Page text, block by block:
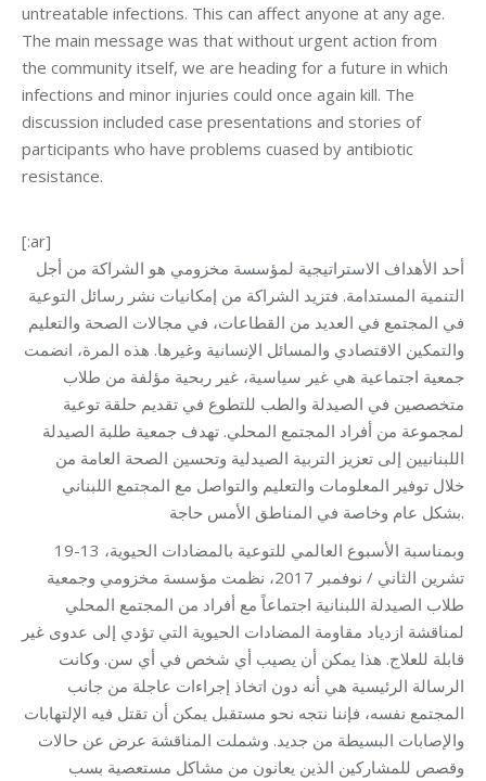
untreatable infections. This can affect anyone at any age.
The main message was that without urgent action from
the community itself, we are heading for a future in which
infections and minor injuries could once again kill. The
discussion included case presentations and stories of
participants who have problems cuased by antibiotic
resistance.
[:ar]
أحد الأهداف الاستراتيجية لمؤسسة مخزومي هو الشراكة من أجل
التنمية المستدامة. فتزيد الشراكة من إمكانيات نشر رسائل التوعية
في المجتمع في العديد من القطاعات، في مجالات الصحة والتعليم
والتمكين الاقتصادي والمسائل الإنسانية وغيرها. هذه المرة، انضمت
جمعية اجتماعية هي غير سياسية، غير ربحية مؤلفة من طلاب
متخصصين في الصيدلة والطب للتطوع في تقديم حلقة توعية
لمجموعة من أفراد المجتمع المحلي. تهدف جمعية طلبة الصيدلة
اللبنانيين إلى تعزيز التربية الصيدلية وتحسين الصحة العامة من
خلال توفير المعلومات والتعليم والتواصل مع المجتمع اللبناني
بشكل عام وخاصة في المناطق الأمس حاجة.
وبمناسبة الأسبوع العالمي للتوعية بالمضادات الحيوية، 13-19
تشرين الثاني / نوفمبر 2017، نظمت مؤسسة مخزومي وجمعية
طلاب الصيدلة اللبنانية اجتماعاً مع أفراد من المجتمع المحلي
لمناقشة ازدياد مقاومة المضادات الحيوية التي تؤدي إلى عدوى غير
قابلة للعلاج. هذا يمكن أن يصيب أي شخص في أي سن. وكانت
الرسالة الرئيسية هي أنه دون اتخاذ إجراءات عاجلة من جانب
المجتمع نفسه، فإننا نتجه نحو مستقبل يمكن أن تقتل فيه الإلتهابات
والإصابات البسيطة من جديد. وشملت المناقشة عرض عن حالات
وقصص للمشاركين الذين يعانون من مشاكل مستعصية بسب